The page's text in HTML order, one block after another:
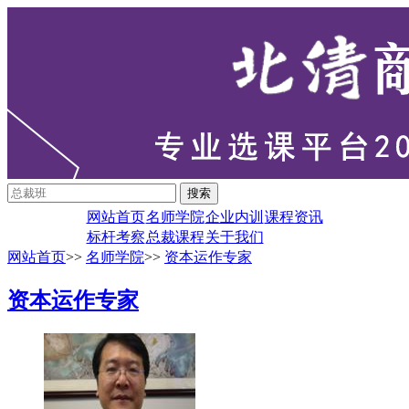
网站首页名师学院企业内训 课程资讯
标杆考察总裁课程关于我们
网站首页>> 名师学院>> 资本运作专家
资本运作专家